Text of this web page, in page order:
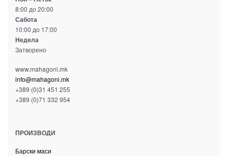
8:00 до 20:00
Сабота
10:00 до 17:00
Недела
Затворено
www.mahagoni.mk
info@mahagoni.mk
+389 (0)31 451 255
+389 (0)71 332 954
ПРОИЗВОДИ
Барски маси